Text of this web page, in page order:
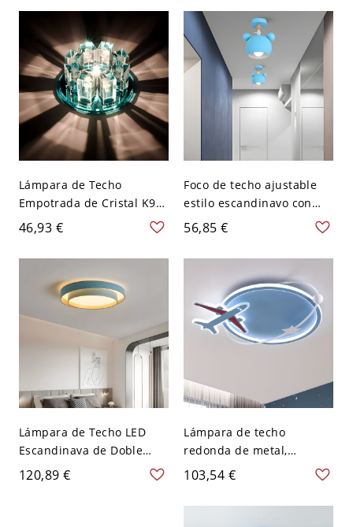
V 38,1 cm
Lámpara de Techo
Empotrada de Cristal K9
de Lujo con Grabado de
Rosas 3D - Azul 110 A 120
V
46,93 €
Foco de techo ajustable
estilo escandinavo con
acentos de madera
natural y silueta
juguetona - 110 A 120 V
56,85 €
Lámpara de Techo LED
Escandinava de Doble
Anillo, Regulable en
Capas - Azul 110 A 120 V
120,89 €
Lámpara de techo
redonda de metal,
montada plana y cableada
en estilo infantil - Azul
110 A 120 V Blanco
103,54 €